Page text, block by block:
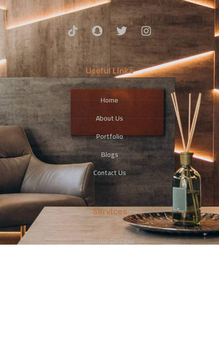
Useful Links
Home
About Us
Portfolio
Blogs
Contact Us
Services
Interrior Designs